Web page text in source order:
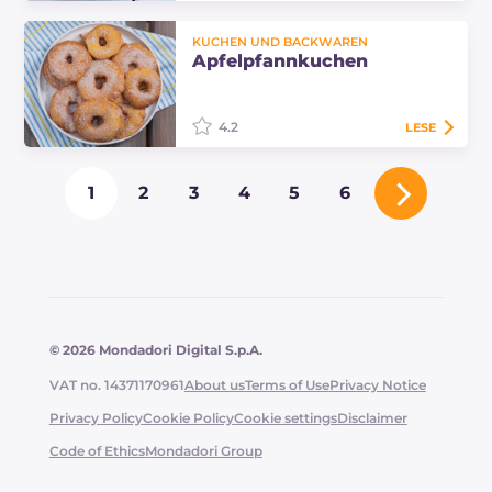
weicher Kuchen, der ohne Milch
und Butter, also auch ohne Laktose,
KUCHEN UND BACKWAREN
Apfelpfannkuchen
Apfelpfannkuchen sind eine
köstliche Art, Obst als Dessert zu
servieren! Entdecken Sie die
4.2 LESE
1 2 3 4 5 6
© 2026 Mondadori Digital S.p.A.
VAT no. 14371170961About usTerms of UsePrivacy Notice
Privacy PolicyCookie PolicyCookie settingsDisclaimer
Code of EthicsMondadori Group